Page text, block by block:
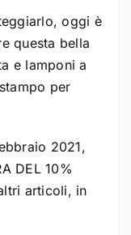
oggi è
questa bella
e lamponi a
per
2021,
DEL 10%
articoli, in